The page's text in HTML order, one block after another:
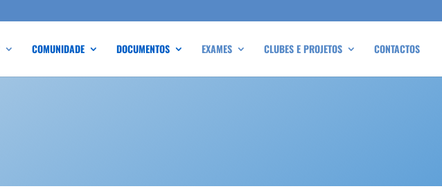
COMUNIDADE DOCUMENTOS EXAMES CLUBES E PROJETOS CONTACTOS